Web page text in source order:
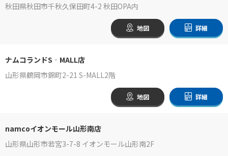
秋田県秋田市千秋久保田町4-2 秋田OPA内
地図 詳細
ナムコランドS‐MALL店
山形県鶴岡市錦町2-21 S-MALL2階
地図 詳細
namcoイオンモール山形南店
山形県山形市若宮3-7-8 イオンモール山形南2F